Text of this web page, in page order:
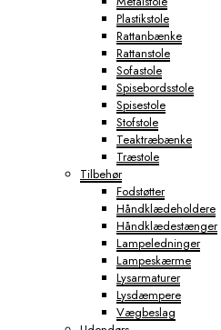
Plastikstole
Rattanbænke
Rattanstole
Sofastole
Spisebordsstole
Spisestole
Stofstole
Teaktræbænke
Træstole
Tilbehør
Fodstøtter
Håndklædeholdere
Håndklædestænger
Lampeledninger
Lampeskærme
Lysarmaturer
Lysdæmpere
Vægbeslag